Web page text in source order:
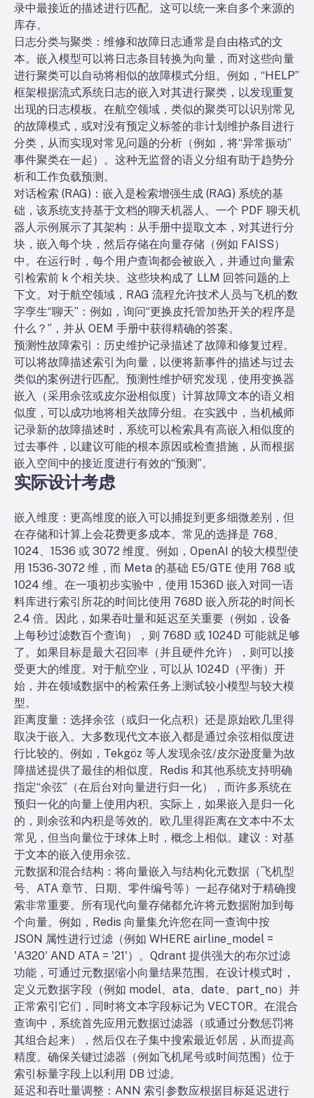
录中最接近的描述进行匹配。这可以统一来自多个来源的
库存。
日志分类与聚类：维修和故障日志通常是自由格式的文
本。嵌入模型可以将日志条目转换为向量，而对这些向量
进行聚类可以自动将相似的故障模式分组。例如，“HELP”
框架根据流式系统日志的嵌入对其进行聚类，以发现重复
出现的日志模板。在航空领域，类似的聚类可以识别常见
的故障模式，或对没有预定义标签的非计划维护条目进行
分类，从而实现对常见问题的分析（例如，将“异常振动”
事件聚类在一起）。这种无监督的语义分组有助于趋势分
析和工作负载预测。
对话检索 (RAG)：嵌入是检索增强生成 (RAG) 系统的基
础，该系统支持基于文档的聊天机器人。一个 PDF 聊天机
器人示例展示了其架构：从手册中提取文本，对其进行分
块，嵌入每个块，然后存储在向量存储（例如 FAISS）
中。在运行时，每个用户查询都会被嵌入，并通过向量索
引检索前 k 个相关块。这些块构成了 LLM 回答问题的上
下文。对于航空领域，RAG 流程允许技术人员与飞机的数
字孪生“聊天”：例如，询问“更换皮托管加热开关的程序是
什么？”，并从 OEM 手册中获得精确的答案。
预测性故障索引：历史维护记录描述了故障和修复过程。
可以将故障描述索引为向量，以便将新事件的描述与过去
类似的案例进行匹配。预测性维护研究发现，使用变换器
嵌入（采用余弦或皮尔逊相似度）计算故障文本的语义相
似度，可以成功地将相关故障分组。在实践中，当机械师
记录新的故障描述时，系统可以检索具有高嵌入相似度的
过去事件，以建议可能的根本原因或检查措施，从而根据
嵌入空间中的接近度进行有效的“预测”。
实际设计考虑
嵌入维度：更高维度的嵌入可以捕捉到更多细微差别，但
在存储和计算上会花费更多成本。常见的选择是 768、
1024、1536 或 3072 维度。例如，OpenAI 的较大模型使
用 1536-3072 维，而 Meta 的基础 E5/GTE 使用 768 或
1024 维。在一项初步实验中，使用 1536D 嵌入对同一语
料库进行索引所花的时间比使用 768D 嵌入所花的时间长
2.4 倍。因此，如果吞吐量和延迟至关重要（例如，设备
上每秒过滤数百个查询），则 768D 或 1024D 可能就足够
了。如果目标是最大召回率（并且硬件允许），则可以接
受更大的维度。对于航空业，可以从 1024D（平衡）开
始，并在领域数据中的检索任务上测试较小模型与较大模
型。
距离度量：选择余弦（或归一化点积）还是原始欧几里得
取决于嵌入。大多数现代文本嵌入都是通过余弦相似度进
行比较的。例如，Tekgöz 等人发现余弦/皮尔逊度量为故
障描述提供了最佳的相似度。Redis 和其他系统支持明确
指定“余弦”（在后台对向量进行归一化），而许多系统在
预归一化的向量上使用内积。实际上，如果嵌入是归一化
的，则余弦和内积是等效的。欧几里得距离在文本中不太
常见，但当向量位于球体上时，概念上相似。建议：对基
于文本的嵌入使用余弦。
元数据和混合结构：将向量嵌入与结构化元数据（飞机型
号、ATA 章节、日期、零件编号等）一起存储对于精确搜
索非常重要。所有现代向量存储都允许将元数据附加到每
个向量。例如，Redis 向量集允许您在同一查询中按
JSON 属性进行过滤（例如 WHERE airline_model =
'A320' AND ATA = '21'）。Qdrant 提供强大的布尔过滤
功能，可通过元数据缩小向量结果范围。在设计模式时，
定义元数据字段（例如 model、ata、date、part_no）并
正常索引它们，同时将文本字段标记为 VECTOR。在混合
查询中，系统首先应用元数据过滤器（或通过分数惩罚将
其组合起来），然后仅在子集中搜索最近邻居，从而提高
精度。确保关键过滤器（例如飞机尾号或时间范围）位于
索引标量字段上以利用 DB 过滤。
延迟和吞吐量调整：ANN 索引参数应根据目标延迟进行